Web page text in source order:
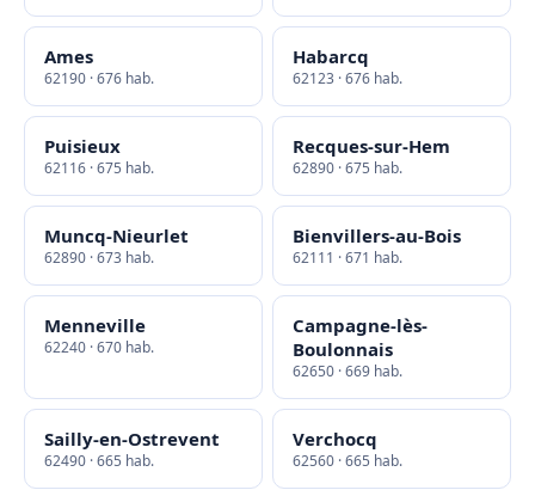
Ames
62190 · 676 hab.
Habarcq
62123 · 676 hab.
Puisieux
62116 · 675 hab.
Recques-sur-Hem
62890 · 675 hab.
Muncq-Nieurlet
62890 · 673 hab.
Bienvillers-au-Bois
62111 · 671 hab.
Menneville
62240 · 670 hab.
Campagne-lès-
Boulonnais
62650 · 669 hab.
Sailly-en-Ostrevent
62490 · 665 hab.
Verchocq
62560 · 665 hab.